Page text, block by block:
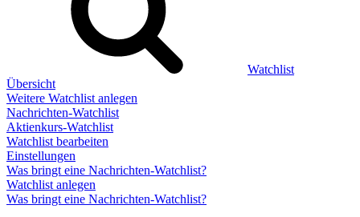
Watchlist
Übersicht
Weitere Watchlist anlegen
Nachrichten-Watchlist
Aktienkurs-Watchlist
Watchlist bearbeiten
Einstellungen
Was bringt eine Nachrichten-Watchlist?
Watchlist anlegen
Was bringt eine Nachrichten-Watchlist?